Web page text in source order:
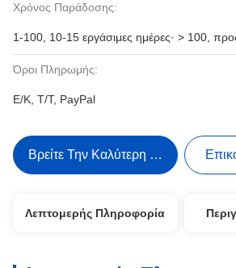
Χρόνος Παράδοσης:
1-100, 10-15 εργάσιμες ημέρες· > 100,
Όροι Πληρωμής:
Ε/Κ, Τ/Τ, PayPal
Βρείτε Την Καλύτερη Τιμή
Λεπτομερής Πληροφορία